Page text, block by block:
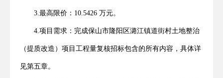
3.最高限价：10.5426 万元。
4.项目需求：完成保山市隆阳区潞江镇道街村土地整治
（提质改造）项目工程量复核招标包含的所有内容，具体详
见第五章。